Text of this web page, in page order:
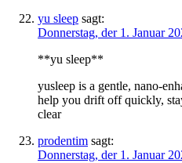
yu sleep sagt:
Donnerstag, der 1. Januar
**yu sleep**
yusleep is a gentle, nano-
help you drift off quickly,
clear
prodentim sagt:
Donnerstag, der 1. Januar